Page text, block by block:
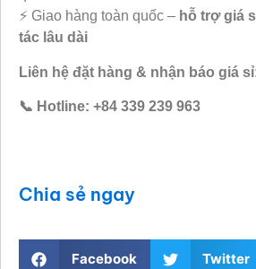
⚡ Giao hàng toàn quốc – hỗ trợ giá
tác lâu dài
Liên hệ đặt hàng & nhận báo giá
📞 Hotline: +84 339 239 963
Chia sẻ ngay
Facebook Twitter